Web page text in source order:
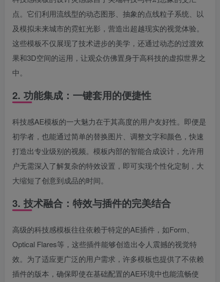
点。它们利用流线型的动态图形、抽象的点线粒子系统、以
及模拟未来城市的霓虹光影，营造出超越现实的视觉体验。
这些模板不仅展现了技术进步的美学，还通过动态的过渡效
果和3D空间的运用，让观众仿佛置身于高科技的虚拟世界之
中。
2. 功能集成：一键套用的便捷性
科技感AE模板的一大魅力在于其高度的用户友好性。即便是
初学者，也能通过简单的替换图片、调整文字和颜色，快速
打造出专业级别的视频。模板内部的智能合成设计，允许用
户无需深入了解复杂的特效设置，即可实现个性化定制，大
大缩短了创意到成品的时间。
3. 技术融合：特效与插件的完美结合
高级的科技感模板往往依赖于特定的AE插件，如Form、
Optical Flares等，这些插件能够创造出令人震撼的视觉特
效。为了适应更广泛的用户需求，许多模板也提供了不依赖
插件的版本，确保即使在基础配置的AE环境中也能流畅使